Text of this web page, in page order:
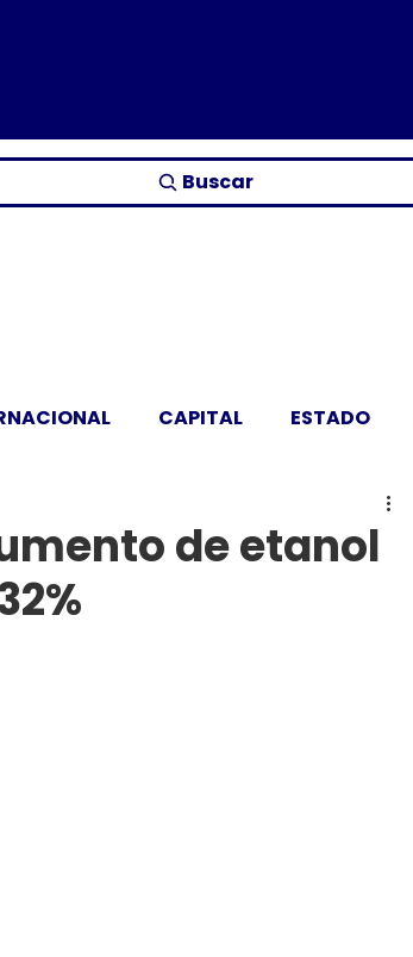
Buscar
CAPITAL ESTADO
de etanol